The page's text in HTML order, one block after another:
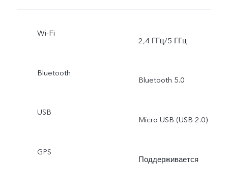
Wi-Fi
2,4 ГГц/5 ГГц
Bluetooth
Bluetooth 5.0
USB
Micro USB (USB 2.0)
GPS
Поддерживается